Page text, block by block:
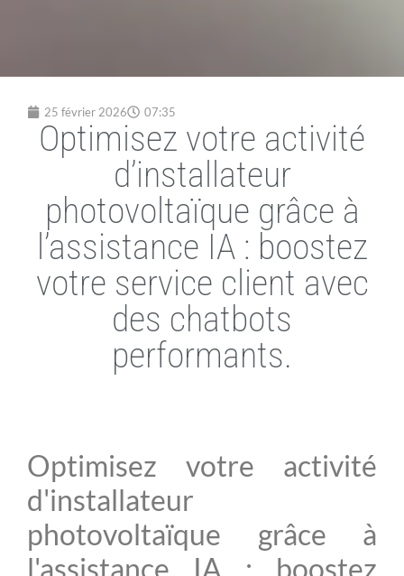
25 février 2026 07:35
Optimisez votre activité
d’installateur
photovoltaïque grâce à
l’assistance IA : boostez
votre service client avec
des chatbots
performants.
Optimisez votre activité
d'installateur
photovoltaïque grâce à
l'assistance IA : boostez